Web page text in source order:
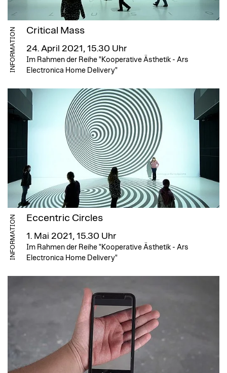
INFORMATION Critical Mass
24. April 2021, 15.30 Uhr
Im Rahmen der Reihe "Kooperative Ästhetik - Ars
Electronica Home Delivery"
INFORMATION Eccentric Circles
1. Mai 2021, 15.30 Uhr
Im Rahmen der Reihe "Kooperative Ästhetik - Ars
Electronica Home Delivery"